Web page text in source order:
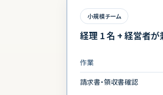
小規模チーム
経理 1 名 + 経営者が
作業
請求書・領収書確認